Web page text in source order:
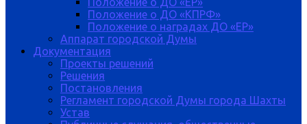
Положение о ДО «КПРФ»
Положение о наградах ДО «ЕР»
Аппарат городской Думы
Документация
Проекты решений
Решения
Постановления
Регламент городской Думы города Шахты
Устав